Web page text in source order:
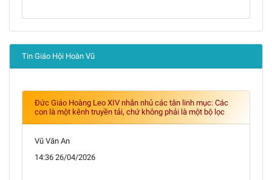
Tin Giáo Hội Hoàn Vũ
Đức Giáo Hoàng Leo XIV nhắn nhủ các tân linh mục: Các
con là một kênh truyền tải, chứ không phải là một bộ lọc
Vũ Văn An
14:36 26/04/2026